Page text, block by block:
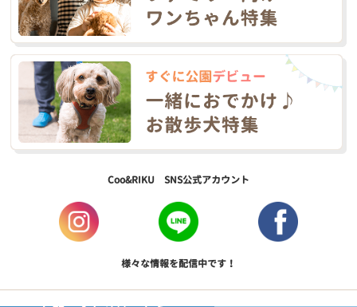
Coo&RIKU SNS公式アカウント
様々な情報を配信中です！